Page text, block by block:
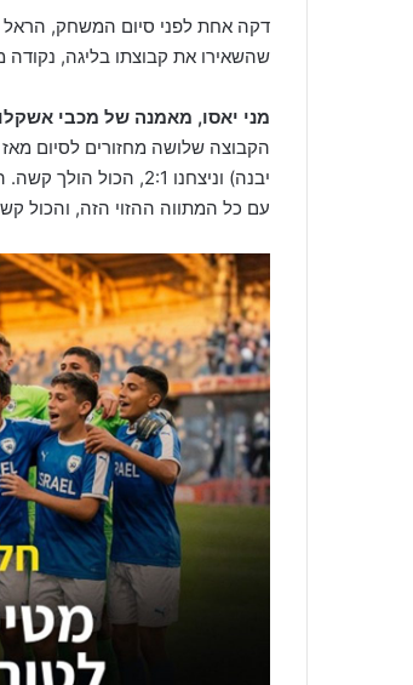
דקה אחת לפני סיום המשחק, הראל
שהשאירו את קבוצתו בליגה, נקודה
מני יאסו, מאמנה של מכבי
יבנה) וניצחנו 2:1,
עם כל המתווה ההזוי הזה, והכול